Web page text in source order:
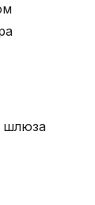
шлюза